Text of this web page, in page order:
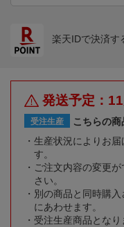
楽天IDで決済す
発送予定：
受注生産
こちらの商
生産状況によりお
す。
ご注文内容の変更
さい。
別の商品と同時購
にあわせます。
受注生産商品とな